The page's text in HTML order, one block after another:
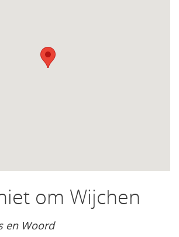
om Wijchen
en Woord